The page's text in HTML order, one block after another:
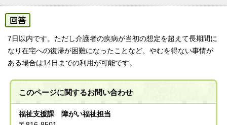
7日以内です。ただし介護者の疾病が当初の想定を超えて長期間に
なり在宅への復帰が困難になったことなど、やむを得ない事情が
ある場合は14日までの利用が可能です。
このページに関するお問い合わせ
福祉支援課 障がい福祉担当